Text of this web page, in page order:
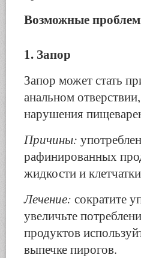
Возможные
1. Запор
Запор может стать
анальном
нарушения
Причины:
рафи­нированных
жидкости и
Лечение: сократите
уве­личьте
продуктов
выпечке пирогов.